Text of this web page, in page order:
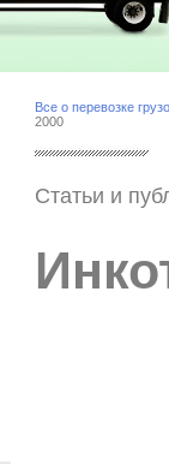
Все о перевозке
2000
Статьи и